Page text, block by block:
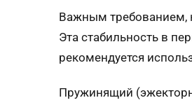
Важным требованием,
Эта стабильность в
рекомендуется
Пружинящий